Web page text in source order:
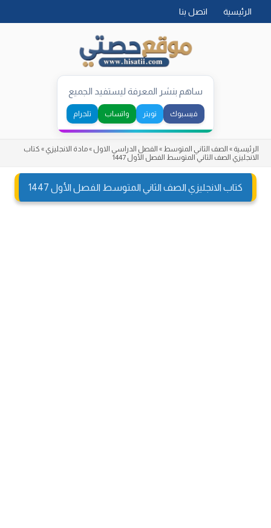
الرئيسية اتصل بنا
ساهم بنشر المعرفة ليستفيد الجميع
فيسبوك تويتر واتساب تلجرام
الرئيسية » الصف الثاني المتوسط » الفصل الدراسي الاول »مادة الانجليزي » كتاب
الانجليزي الصف الثاني المتوسط الفصل الأول 1447
كتاب الانجليزي الصف الثاني المتوسط الفصل الأول 1447